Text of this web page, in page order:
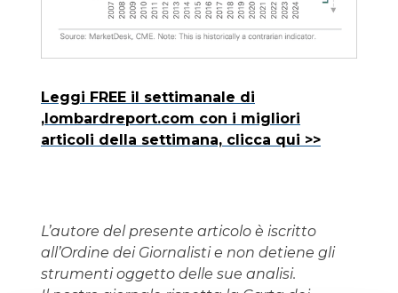
Leggi FREE il settimanale di
,lombardreport.com con i migliori
articoli della settimana, clicca qui >>
L’autore del presente articolo è iscritto
all’Ordine dei Giornalisti e non detiene gli
strumenti oggetto delle sue analisi.